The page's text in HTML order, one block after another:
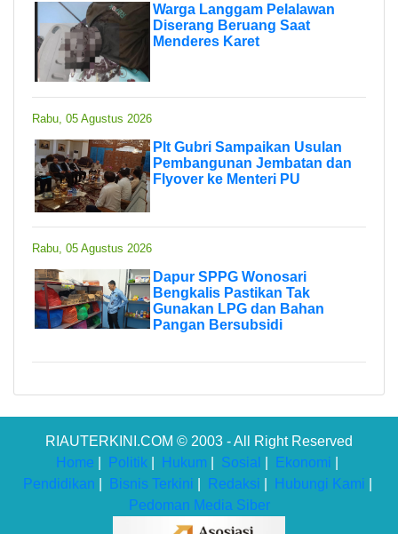
Warga Langgam Pelalawan
Diserang Beruang Saat
Menderes Karet
Rabu, 05 Agustus 2026
Plt Gubri Sampaikan Usulan
Pembangunan Jembatan dan
Flyover ke Menteri PU
Rabu, 05 Agustus 2026
Dapur SPPG Wonosari
Bengkalis Pastikan Tak
Gunakan LPG dan Bahan
Pangan Bersubsidi
RIAUTERKINI.COM © 2003 - All Right Reserved
Home
Politik Hukum Sosial Ekonomi
Pendidikan
Bisnis Terkini Redaksi Hubungi Kami
Pedoman Media Siber